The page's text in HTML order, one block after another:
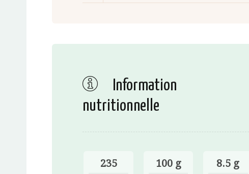
Information
nutritionnelle
235 100 g 8.5 g